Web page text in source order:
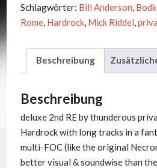
Schlagwörter: Bill Anderson,
Rome, Hardrock, Mick Riddel,
Beschreibung
Beschreibung
deluxe 2nd RE by thunderous
Hardrock with long tracks in a
multi-FOC (like the original
better visual & soundwise than